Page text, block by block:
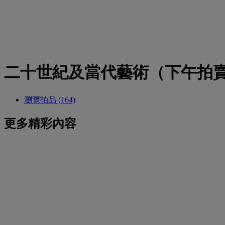
二十世紀及當代藝術（下午拍
瀏覽拍品 (164)
更多精彩內容